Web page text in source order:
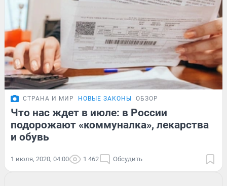
СТРАНА И МИР НОВЫЕ ЗАКОНЫ ОБЗОР
Что нас ждет в июле: в России
подорожают «коммуналка», лекарства
и обувь
1 июля, 2020, 04:00 1 462 Обсудить